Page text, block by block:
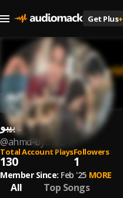
Get Plus+
احمد بيبو
@ahmd-bybw-3
Total Account Plays
130
Followers
1
Member Since: Feb '25 MORE
All Top Songs